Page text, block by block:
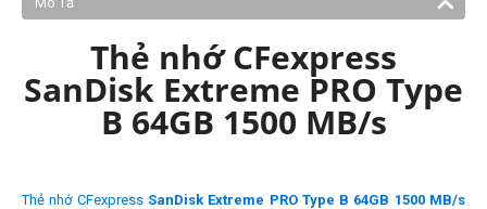
Thẻ nhớ CFexpress
SanDisk Extreme PRO Type
B 64GB 1500 MB/s
Thẻ nhớ CFexpressSanDisk Extreme PRO Type B 64GB 1500 MB/s